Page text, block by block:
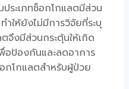
ประเภทช็อกโกแลตมีส่วน
ให้ยังไม่มีการวิจัยที่ระบุ
จึงมีส่วนกระตุ้นให้เกิด
อป้องกันและลดอาการ
กโกแลตสำหรับผู้ป่วย